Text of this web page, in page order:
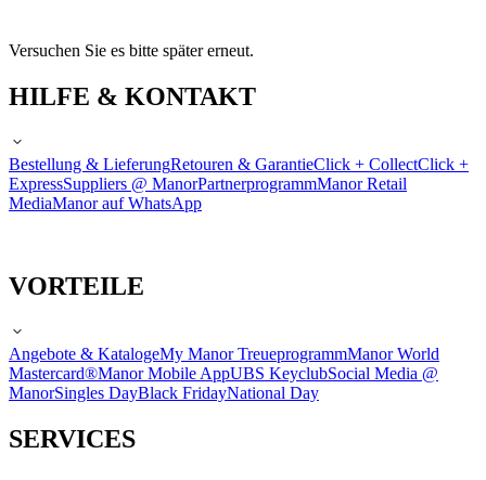
Versuchen Sie es bitte später erneut.
HILFE & KONTAKT
Bestellung & LieferungRetouren & GarantieClick + CollectClick +
ExpressSuppliers @ ManorPartnerprogrammManor Retail
MediaManor auf WhatsApp
VORTEILE
Angebote & KatalogeMy Manor TreueprogrammManor World
Mastercard®Manor Mobile AppUBS KeyclubSocial Media @
ManorSingles DayBlack FridayNational Day
SERVICES